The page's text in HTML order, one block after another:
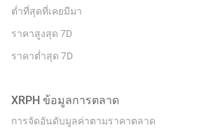
ต่ำที่สุดที่เคยมีมา
ราคาสูงสุด 7D
ราคาต่ำสุด 7D
XRPH ข้อมูลการตลาด
การจัดอันดับมูลค่าตามราคาตลาด